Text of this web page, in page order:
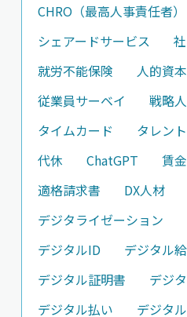
CHRO（最高人事責任者）
シェアードサービス
就労不能保険
人的資
従業員サーベイ
戦略
タイムカード
タレン
代休
ChatGPT
賃
適格請求書
DX人材
デジタライゼーション
デジタルID
デジタル
デジタル証明書
デジ
デジタル払い
デジタ